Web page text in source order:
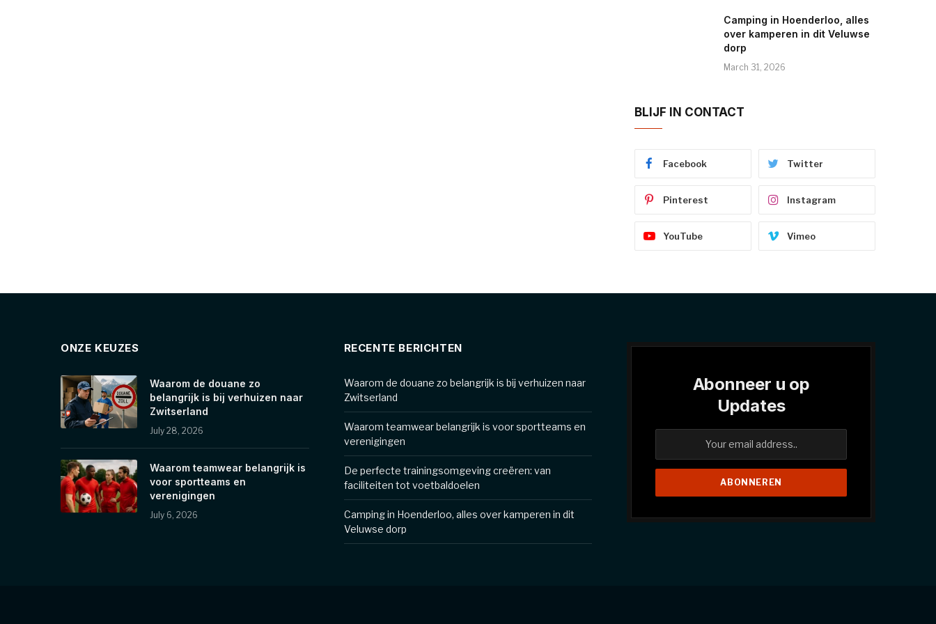
Camping in Hoenderloo, alles
over kamperen in dit Veluwse
dorp
March 31, 2026
BLIJF IN CONTACT
Facebook Twitter
Pinterest Instagram
YouTube Vimeo
ONZE KEUZES
Waarom de douane zo
belangrijk is bij verhuizen naar
Zwitserland
July 28, 2026
Waarom teamwear belangrijk is
voor sportteams en
verenigingen
July 6, 2026
RECENTE BERICHTEN
Waarom de douane zo belangrijk is bij verhuizen naar
Zwitserland
Waarom teamwear belangrijk is voor sportteams en
verenigingen
De perfecte trainingsomgeving creëren: van
faciliteiten tot voetbaldoelen
Camping in Hoenderloo, alles over kamperen in dit
Veluwse dorp
Abonneer u op
Updates